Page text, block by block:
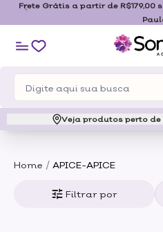
Frete Grátis a partir de
Veja produtos perto de
Home / APICE-APICE
Filtrar por